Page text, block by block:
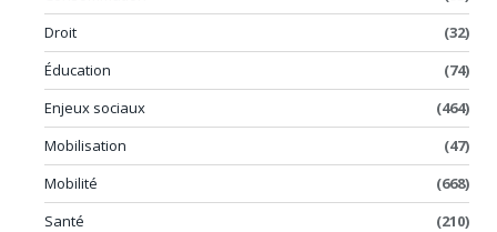
Droit
(32)
Éducation
(74)
Enjeux sociaux
(464)
Mobilisation
(47)
Mobilité
(668)
Santé
(210)